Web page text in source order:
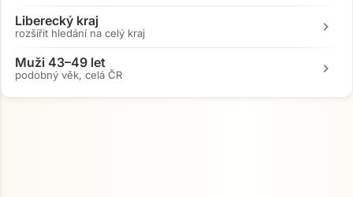
Liberecký kraj
rozšířit hledání na celý kraj chevron_right
Muži 43–49 let
podobný věk, celá ČR chevron_right